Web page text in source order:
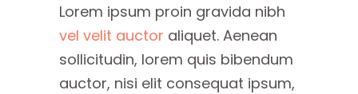
Lorem ipsum proin gravida nibh
vel velit auctor aliquet. Aenean
sollicitudin, lorem quis bibendum
auctor, nisi elit consequat ipsum,